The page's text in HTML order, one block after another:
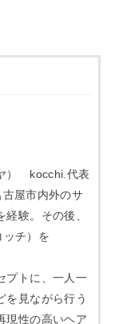
） kocchi.代表
屋市内外のサ
験。その後、
チ）を
プトに、一人一
を見ながら行う
現性の高いヘア